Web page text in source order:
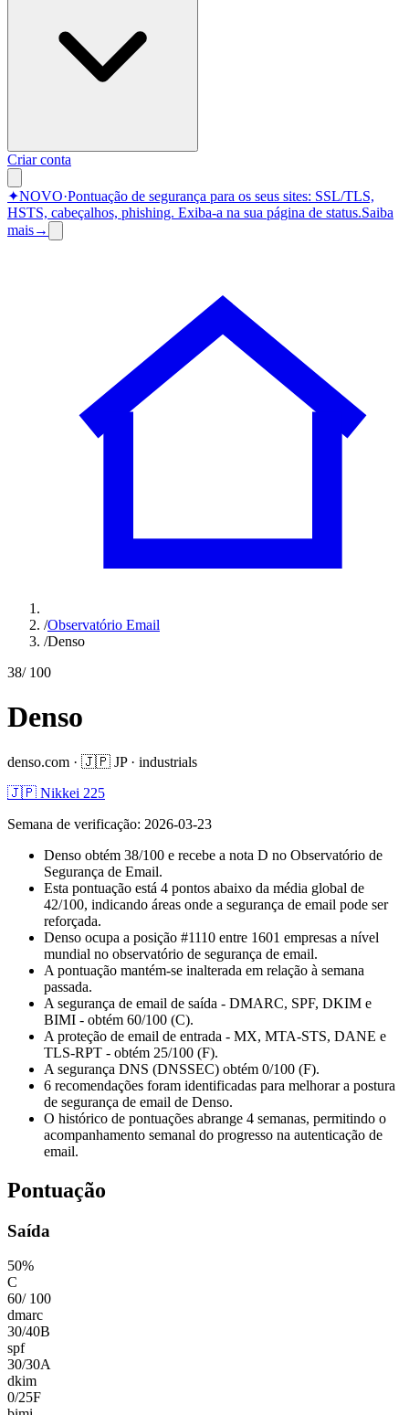
Criar conta
✦NOVO·Pontuação de segurança para os seus sites: SSL/TLS,
HSTS, cabeçalhos, phishing. Exiba-a na sua página de status.Saiba
mais→
/Observatório Email
/Denso
38/ 100
Denso
denso.com · 🇯🇵 JP· industrials
🇯🇵 Nikkei 225
Semana de verificação: 2026-03-23
Denso obtém 38/100 e recebe a nota D no Observatório de
Segurança de Email.
Esta pontuação está 4 pontos abaixo da média global de
42/100, indicando áreas onde a segurança de email pode ser
reforçada.
Denso ocupa a posição #1110 entre 1601 empresas a nível
mundial no observatório de segurança de email.
A pontuação mantém-se inalterada em relação à semana
passada.
A segurança de email de saída - DMARC, SPF, DKIM e
BIMI - obtém 60/100 (C).
A proteção de email de entrada - MX, MTA-STS, DANE e
TLS-RPT - obtém 25/100 (F).
A segurança DNS (DNSSEC) obtém 0/100 (F).
6 recomendações foram identificadas para melhorar a postura
de segurança de email de Denso.
O histórico de pontuações abrange 4 semanas, permitindo o
acompanhamento semanal do progresso na autenticação de
email.
Pontuação
Saída
50%
C
60/ 100
dmarc
30/40B
spf
30/30A
dkim
0/25F